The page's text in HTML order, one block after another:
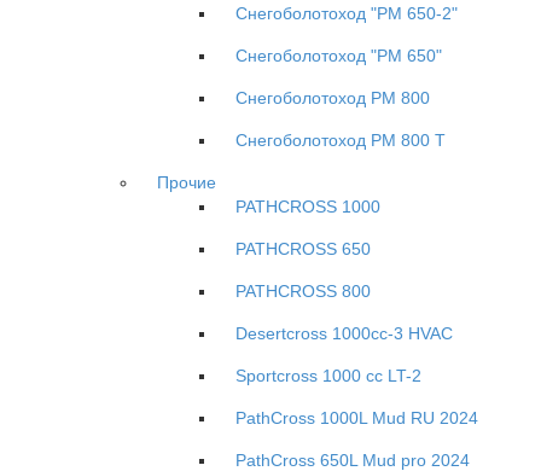
Снегоболотоход "РМ 650-2"
Снегоболотоход "РМ 650"
Снегоболотоход РМ 800
Снегоболотоход РМ 800 Т
Прочие
PATHCROSS 1000
PATHCROSS 650
PATHCROSS 800
Desertcross 1000cc-3 HVAC
Sportcross 1000 cc LT-2
PathCross 1000L Mud RU 2024
PathCross 650L Mud pro 2024